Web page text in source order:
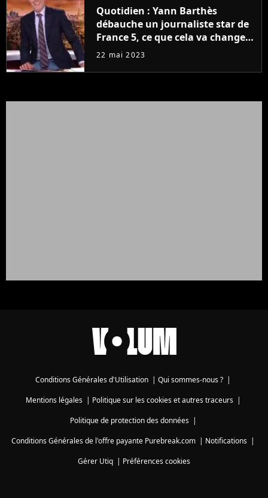
Quotidien : Yann Barthès
débauche un journaliste star de
France 5, ce que cela va changer
à la rentrée
22 mai 2023
Conditions Générales d'Utilisation | Qui sommes-nous ? |
Mentions légales| Politique sur les cookies et autres traceurs|
Politique de protection des données|
Conditions Générales de l'offre payante Purebreak.com | Notifications |
Gérer Utiq | Préférences cookies